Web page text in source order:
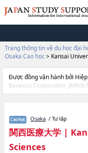
Trang thông tin về du học đại
Osaka Cao học > Kansai
Được đồng vận hành bởi
Benesse Corporation, JAPAN
khoảng 1.300 trường đại
Sciences, và thông tin cần
Sciences, thông tin về từng
tuyển như số lượng tuyển
hướng dẫn địa điểm v.v...
Osaka / Tư lập
関西医療大学|
Sciences